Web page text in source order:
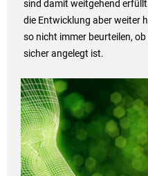
sind damit weitgehend
die Entwicklung aber weiter
so nicht immer beurteilen,
sicher angelegt ist.